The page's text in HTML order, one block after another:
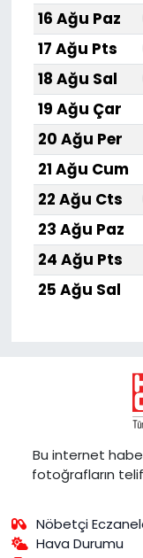
16 Ağu Paz
17 Ağu Pts
18 Ağu Sal
19 Ağu Çar
20 Ağu Per
21 Ağu Cum
22 Ağu Cts
23 Ağu Paz
24 Ağu Pts
25 Ağu Sal
Bu internet
fotoğrafların
Nöbetçi
Hava Durumu